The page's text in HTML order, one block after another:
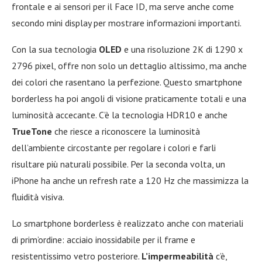
frontale e ai sensori per il Face ID, ma serve anche come
secondo mini display per mostrare informazioni importanti.
Con la sua tecnologia OLED e una risoluzione 2K di 1290 x
2796 pixel, offre non solo un dettaglio altissimo, ma anche
dei colori che rasentano la perfezione. Questo smartphone
borderless ha poi angoli di visione praticamente totali e una
luminosità accecante. C’è la tecnologia HDR10 e anche
TrueTone che riesce a riconoscere la luminosità
dell’ambiente circostante per regolare i colori e farli
risultare più naturali possibile. Per la seconda volta, un
iPhone ha anche un refresh rate a 120 Hz che massimizza la
fluidità visiva.
Lo smartphone borderless è realizzato anche con materiali
di prim’ordine: acciaio inossidabile per il frame e
resistentissimo vetro posteriore. L’impermeabilità c’è,